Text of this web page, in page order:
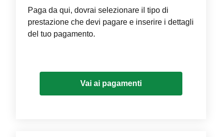
Paga da qui, dovrai selezionare il tipo di
prestazione che devi pagare e inserire i dettagli
del tuo pagamento.
Vai ai pagamenti